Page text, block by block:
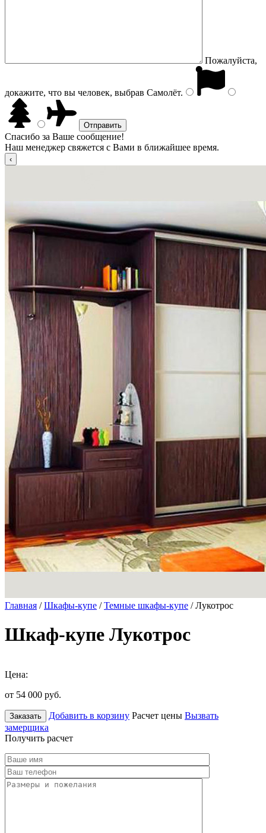
Пожалуйста,
докажите, что вы человек, выбрав Самолёт.
Спасибо за Ваше сообщение!
Наш менеджер свяжется с Вами в ближайшее время.
Главная /Шкафы-купе /Темные шкафы-купе / Лукотрос
Шкаф-купе Лукотрос
Цена:
от 54 000 руб.
Заказать Добавить в корзину Расчет цены Вызвать
замерщика
Получить расчет